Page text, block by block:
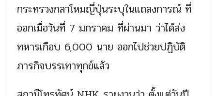
กระทรวงกลาโหมญี่ปุ่นระบุในแถลงการณ์ ที่
ออกเมื่อวันที่ 7 มกราคม ที่ผ่านมา ว่าได้ส่ง
ทหารเกือบ 6,000 นาย ออกไปช่วยปฏิบัติ
ภารกิจบรรเทาทุกข์แล้ว